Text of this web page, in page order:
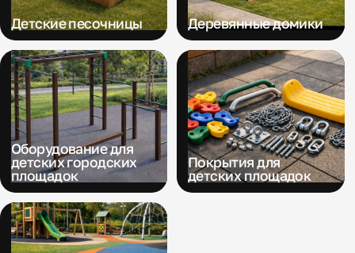
Детские песочницы Деревянные домики
Оборудование для
детских городских
площадок
Покрытия для
детских площадок